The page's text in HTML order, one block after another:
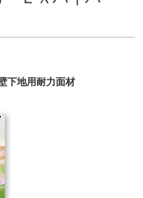
下地用耐力面材